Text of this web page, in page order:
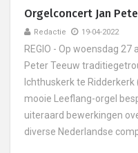
Orgelconcert Jan
Redactie 19-04-2022
REGIO - Op woensdag
Peter Teeuw
Ichthuskerk te
mooie Leeflang-orgel
uiteraard bewerkingen
diverse Nederlandse